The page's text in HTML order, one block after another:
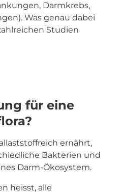
Darmkrebs,
Was genau dabei
Studien
für eine
ernährt,
Bakterien und
Darm-Ökosystem.
heisst, alle